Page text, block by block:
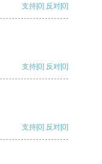
支持[0] 反对[0]
支持[0] 反对[0]
支持[0] 反对[0]